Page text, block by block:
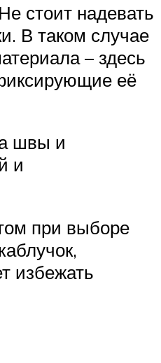
стоит надевать
В таком случае
– здесь
её
швы и
и
при выборе
избежать